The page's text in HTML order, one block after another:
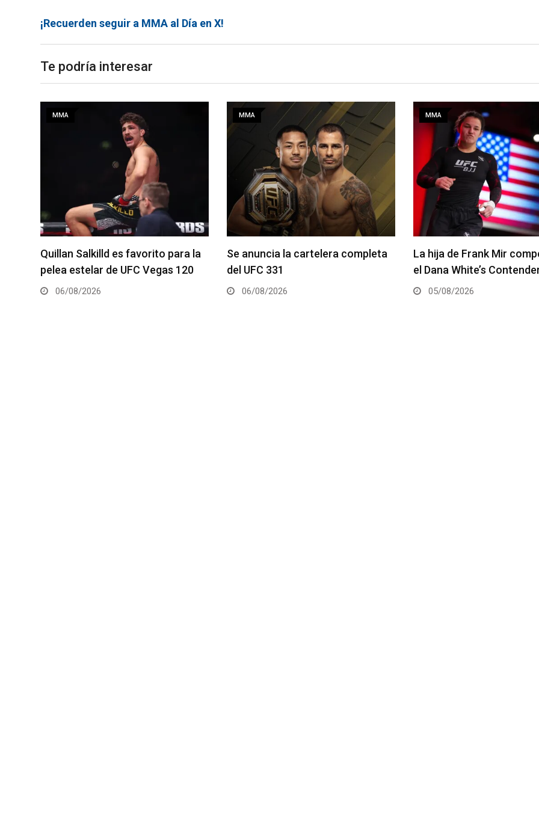
¡Recuerden seguir a MMA al Día en X!
Te podría interesar
MMA
Se anuncia la cartelera completa
del UFC 331
06/08/2026
MMA
La hija de Frank Mir competirá en
el Dana White’s Contender Series
05/08/2026
MMA
Joshua Van vs. Alexandre
2 será la pelea estelar del
05/08/2026